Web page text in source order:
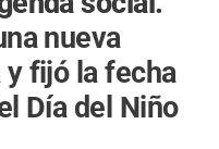
nueva
y fijó la fecha
Día del Niño